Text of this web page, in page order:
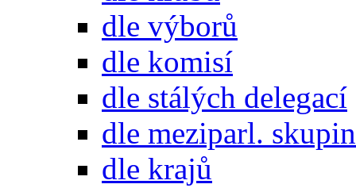
dle výborů
dle komisí
dle stálých delegací
dle meziparl. skupin
dle krajů